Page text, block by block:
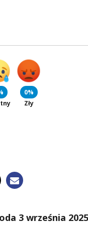
0%
Zły
3 września